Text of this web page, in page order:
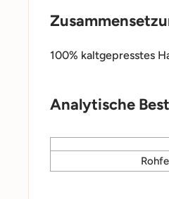
100% kaltgepresstes
Analytische